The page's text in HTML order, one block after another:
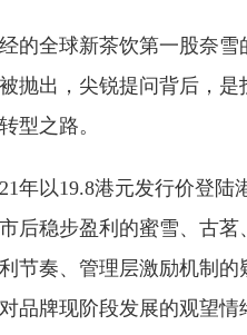
的全球新茶饮第一股奈
出，尖锐提问背后，是
型之路。
年以19.8港元发行价登
后稳步盈利的蜜雪、古
节奏、管理层激励机制
品牌现阶段发展的观望情